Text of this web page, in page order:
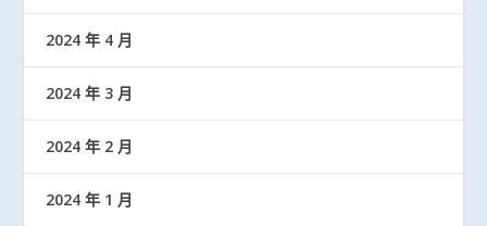
2024 年 4 月
2024 年 3 月
2024 年 2 月
2024 年 1 月